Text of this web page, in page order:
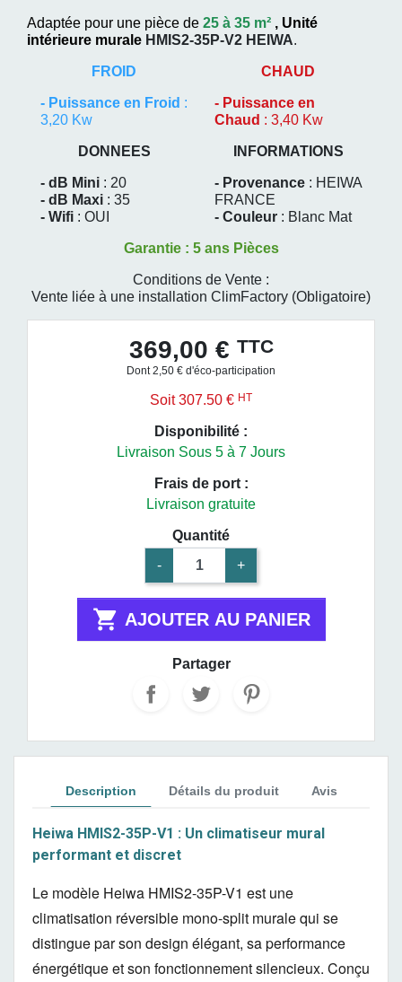
Adaptée pour une pièce de 25 à 35 m² , Unité
intérieure murale HMIS2-35P-V2 HEIWA.
FROID
- Puissance en Froid :
3,20 Kw
CHAUD
- Puissance en
Chaud : 3,40 Kw
DONNEES
- dB Mini : 20
- dB Maxi : 35
- Wifi : OUI
INFORMATIONS
- Provenance : HEIWA
FRANCE
- Couleur : Blanc Mat
Garantie : 5 ans Pièces
Conditions de Vente :
Vente liée à une installation ClimFactory (Obligatoire)
369,00 € TTC
Dont 2,50 € d'éco-participation
Soit 307.50 € HT
Disponibilité :
Livraison Sous 5 à 7 Jours
Frais de port :
Livraison gratuite
Quantité
-
+
 AJOUTER AU PANIER
Partager
Description Détails du produit Avis
Heiwa HMIS2-35P-V1 : Un climatiseur mural
performant et discret
Le modèle Heiwa HMIS2-35P-V1 est une
climatisation réversible mono-split murale qui se
distingue par son design élégant, sa performance
énergétique et son fonctionnement silencieux. Conçu